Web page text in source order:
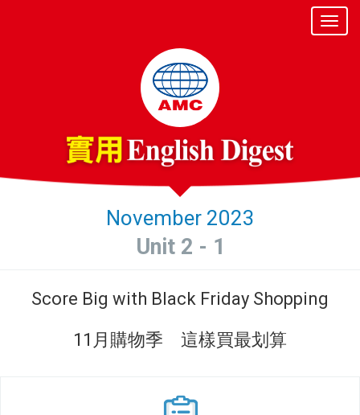
November 2023
Unit 2 - 1
Score Big with Black Friday Shopping
11月購物季 這樣買最划算